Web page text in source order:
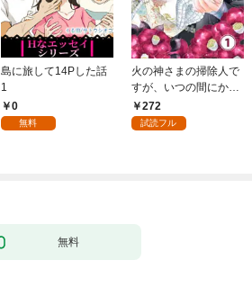
島に旅して14Pした話
1
0
無料
火の神さまの掃除人で
すが、いつの間にか花
嫁として溺愛されてい
ます【単話】（１）
272
試読フル
無料